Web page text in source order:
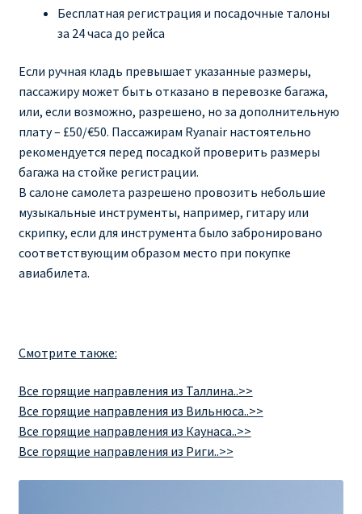
Бесплатная регистрация и посадочные талоны
за 24 часа до рейса
Если ручная кладь превышает указанные размеры,
пассажиру может быть отказано в перевозке багажа,
или, если возможно, разрешено, но за дополнительную
плату – £50/€50. Пассажирам Ryanair настоятельно
рекомендуется перед посадкой проверить размеры
багажа на стойке регистрации.
В салоне самолета разрешено провозить небольшие
музыкальные инструменты, например, гитару или
скрипку, если для инструмента было забронировано
соответствующим образом место при покупке
авиабилета.
Смотрите также:
Все горящие направления из Таллина..>>
Все горящие направления из Вильнюса..>>
Все горящие направления из Каунаса..>>
Все горящие направления из Риги..>>